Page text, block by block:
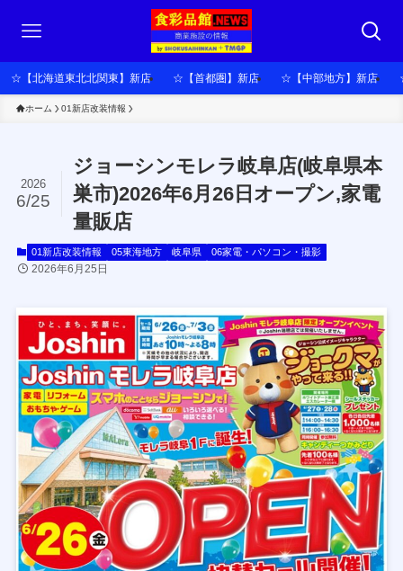
☆【北海道東北北関東】新店 ☆【首都圏】新店 ☆【中部地方】新店
ホーム 01新店改装情報
ジョーシンモレラ岐阜店(岐阜県本
巣市)2026年6月26日オープン,家電
量販店
2026
6/25
01新店改装情報 05東海地方 岐阜県 06家電・パソコン・撮影
2026年6月25日